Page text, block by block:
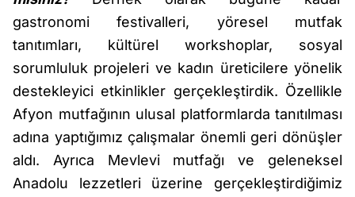
gastronomi festivalleri, yöresel mutfak
tanıtımları, kültürel workshoplar, sosyal
sorumluluk projeleri ve kadın üreticilere yönelik
destekleyici etkinlikler gerçekleştirdik. Özellikle
Afyon mutfağının ulusal platformlarda tanıtılması
adına yaptığımız çalışmalar önemli geri dönüşler
aldı. Ayrıca Mevlevi mutfağı ve geleneksel
Anadolu lezzetleri üzerine gerçekleştirdiğimiz